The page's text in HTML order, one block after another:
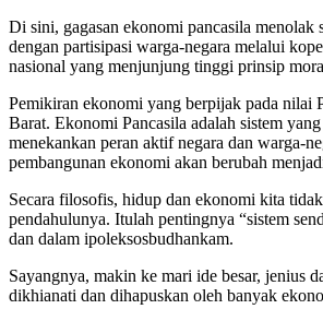
Di sini, gagasan ekonomi pancasila
dengan partisipasi warga-negara melalui
nasional yang menjunjung tinggi prinsip
Pemikiran ekonomi yang berpijak pada nilai
Barat. Ekonomi Pancasila adalah sistem
menekankan peran aktif negara dan warga-
pembangunan ekonomi akan berubah
Secara filosofis, hidup dan ekonomi kita
pendahulunya. Itulah pentingnya “sistem
dan dalam ipoleksosbudhankam.
Sayangnya, makin ke mari ide besar, jenius
dikhianati dan dihapuskan oleh banyak